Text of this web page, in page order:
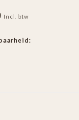
Incl. btw